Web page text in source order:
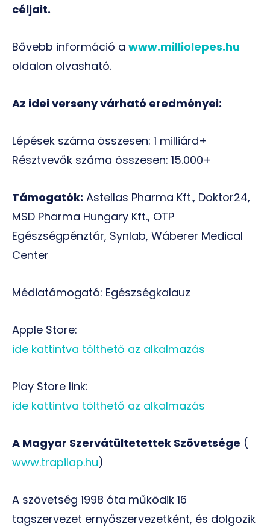
céljait.
Bővebb információ a www.milliolepes.hu
oldalon olvasható.
Az idei verseny várható eredményei:
Lépések száma összesen: 1 milliárd+
Résztvevők száma összesen: 15.000+
Támogatók: Astellas Pharma Kft., Doktor24,
MSD Pharma Hungary Kft., OTP
Egészségpénztár, Synlab, Wáberer Medical
Center
Médiatámogató: Egészségkalauz
Apple Store:
ide kattintva tölthető az alkalmazás
Play Store link:
ide kattintva tölthető az alkalmazás
A Magyar Szervátültetettek Szövetsége (
www.trapilap.hu)
A szövetség 1998 óta működik 16
tagszervezet ernyőszervezetként, és dolgozik